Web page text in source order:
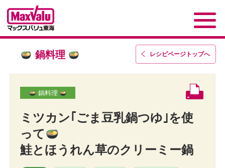
レシピページトップへ
鍋料理
鍋料理
ミツカン｢ごま豆乳鍋つゆ｣を使
って
鮭とほうれん草のクリーミー鍋